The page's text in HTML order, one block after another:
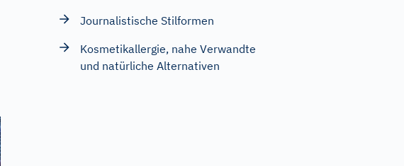
Journalistische Stilformen
Kosmetikallergie, nahe Verwandte
und natürliche Alternativen